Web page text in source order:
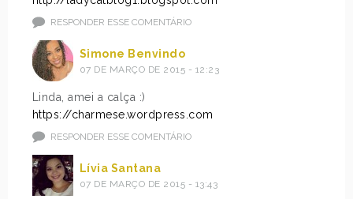
RESPONDER ESSE COMENTÁRIO
Simone Benvindo
07 DE MARÇO DE 2015 - 12:23
Linda, amei a calça :)
https://charmese.wordpress.com
RESPONDER ESSE COMENTÁRIO
Lívia Santana
07 DE MARÇO DE 2015 - 13:43